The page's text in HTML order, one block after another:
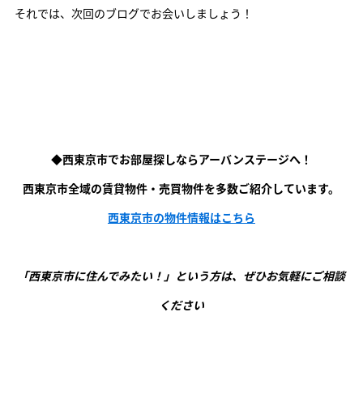
それでは、次回のブログでお会いしましょう！
◆西東京市でお部屋探しならアーバンステージへ！
西東京市全域の賃貸物件・売買物件を多数ご紹介しています。
西東京市の物件情報はこちら
「西東京市に住んでみたい！」という方は、ぜひお気軽にご相談
ください